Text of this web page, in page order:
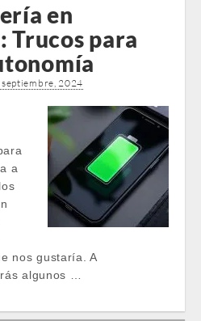
en
Trucos para
septiembre, 2024
a
nos gustaría. A
algunos …